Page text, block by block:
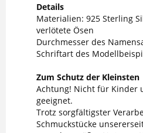
Details
Materialien: 925 Sterling
verlötete Ösen
Durchmesser des
Schriftart des
Zum Schutz der Kleinsten
Achtung! Nicht für Kinder
geeignet.
Trotz sorgfältigster
Schmuckstücke